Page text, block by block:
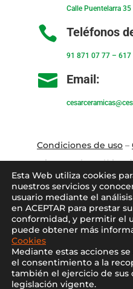
Calle Puentelarra
 Teléfonos
91 871 07 77– 617
 Email:
Condiciones de uso–
Aviso Legal–Política
de
Blog–Contacto–
Esta Web utiliza cookies
nuestros servicios y
usuario mediante el
en ACEPTAR para prestar
conformidad, y permitir el
puede obtener más
Cookies
Mediante estas acciones
el consentimiento a la
también el ejercicio de sus
legislación vigente.